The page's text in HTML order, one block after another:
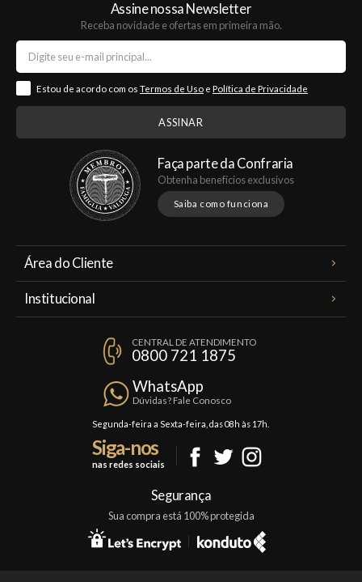
Assine nossa Newsletter
Receba novidade e ofertas em primeira mão.
Estou de acordo com os Termos de Uso e Política de Privacidade
Faça parte da Confraria
Obtenha benefícios exclusivos
Saiba como funciona
Área do Cliente
Meus Pedidos
Institucional
A Famiglia Valduga
Política de Privacidade
Trocas e Devoluções
Formas de Pagamento
CENTRAL DE ATENDIMENTO
0800 721 1875
WhatsApp
Dúvidas? Fale Conosco
Segunda-feira a Sexta-feira, das 08h às 17h.
Siga-nos
nas redes sociais
Segurança
Sua compra está 100% protegida